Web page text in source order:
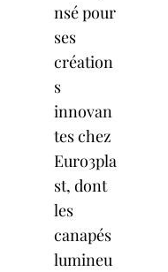
nsé pour
ses
création
s
innovan
tes chez
Euro3pla
st, dont
les
canapés
lumineu